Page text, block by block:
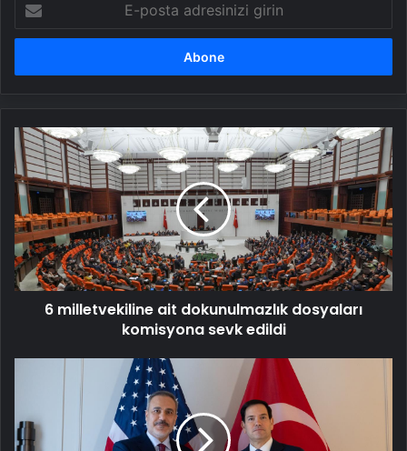
posta
adresinizi
6
milletvekiline
ait
dokunulmazlık
dosyaları
komisyona
sevk
edildi
6 milletvekiline ait dokunulmazlık dosyaları
komisyona sevk edildi
mevkidaşı
Rubio